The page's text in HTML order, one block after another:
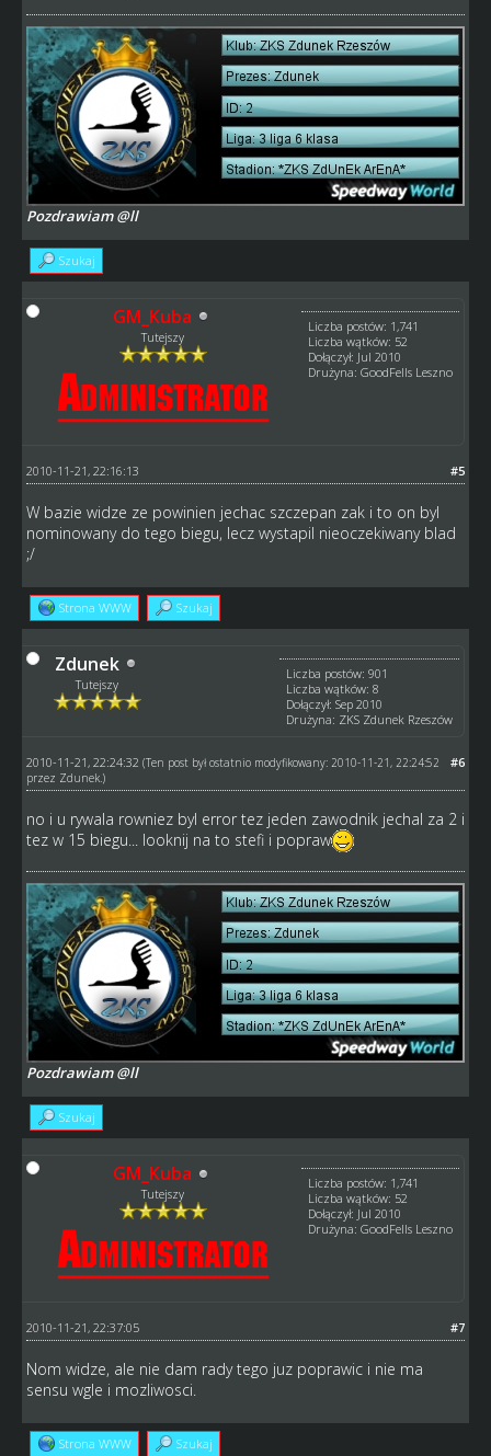
Pozdrawiam @ll
Szukaj
GM_Kuba
Tutejszy
Liczba postów: 1,741
Liczba wątków: 52
Dołączył: Jul 2010
Drużyna: GoodFells Leszno
#5
2010-11-21, 22:16:13
W bazie widze ze powinien jechac szczepan zak i to on byl
nominowany do tego biegu, lecz wystapil nieoczekiwany blad
;/
Strona WWW Szukaj
Zdunek
Tutejszy
Liczba postów: 901
Liczba wątków: 8
Dołączył: Sep 2010
Drużyna: ZKS Zdunek Rzeszów
#6
2010-11-21, 22:24:32 (Ten post był ostatnio modyfikowany: 2010-11-21, 22:24:52
przez Zdunek.)
no i u rywala rowniez byl error tez jeden zawodnik jechal za 2 i
tez w 15 biegu... looknij na to stefi i popraw
Pozdrawiam @ll
Szukaj
GM_Kuba
Tutejszy
Liczba postów: 1,741
Liczba wątków: 52
Dołączył: Jul 2010
Drużyna: GoodFells Leszno
#7
2010-11-21, 22:37:05
Nom widze, ale nie dam rady tego juz poprawic i nie ma
sensu wgle i mozliwosci.
Strona WWW Szukaj